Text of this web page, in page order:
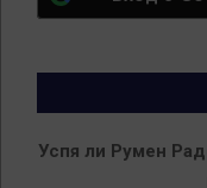
Успя ли Румен